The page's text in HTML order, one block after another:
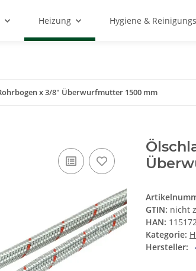
Heizung Hygiene &
x 3/8" Überwurfmutter 1500 mm
GTIN: nicht
HAN:
Kategorie:
Hersteller: